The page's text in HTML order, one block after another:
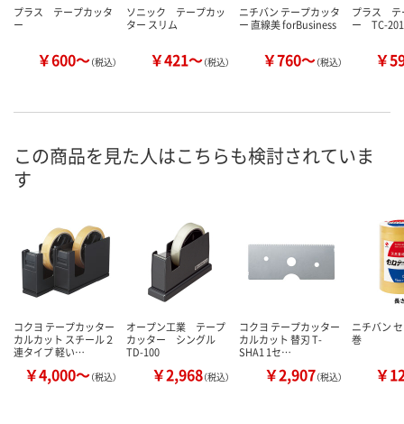
プラス テープカッタ
ー
￥600～（税込）
ソニック テープカッ
ター スリム
￥421～（税込）
ニチバン テープカッタ
ー 直線美 forBusiness
￥760～（税込）
プラス テ
ー TC-201
￥
この商品を見た人はこちらも検討されていま
す
コクヨ テープカッター
カルカット スチール２
連タイプ 軽い…
￥4,000～（税込）
オープン工業 テープ
カッター シングル
TD-100
￥2,968（税込）
コクヨ テープカッター
カルカット 替刃 T-
SHA1 1セ…
￥2,907（税込）
ニチバン
巻
￥